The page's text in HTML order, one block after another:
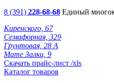
8 (391) 228-68-68 Единый
Киренского, 67
Семафорная, 329
Грунтовая, 28 А
Мате Залки, 9
Скачать прайс-лист /xls
Каталог товаров